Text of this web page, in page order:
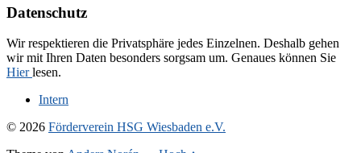
Datenschutz
Wir respektieren die Privatsphäre jedes Einzelnen. Deshalb gehen
wir mit Ihren Daten besonders sorgsam um. Genaues können Sie
Hierlesen.
Intern
© 2026 Förderverein HSG Wiesbaden e.V.